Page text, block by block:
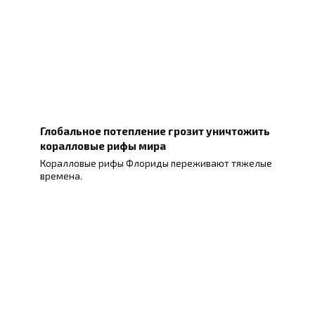
Глобальное потепление грозит уничтожить
коралловые рифы мира
Коралловые рифы Флориды переживают тяжелые
времена.